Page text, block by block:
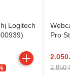
Logitech
Pro